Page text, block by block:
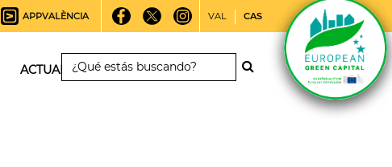
APPVALÈNCIA VAL CAS
ACTUALIDAD